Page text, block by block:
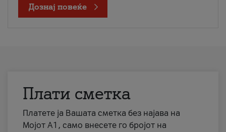
Дознај повеќе
Плати сметка
Платете ја Вашата сметка без најава на
Мојот А1, само внесете го бројот на